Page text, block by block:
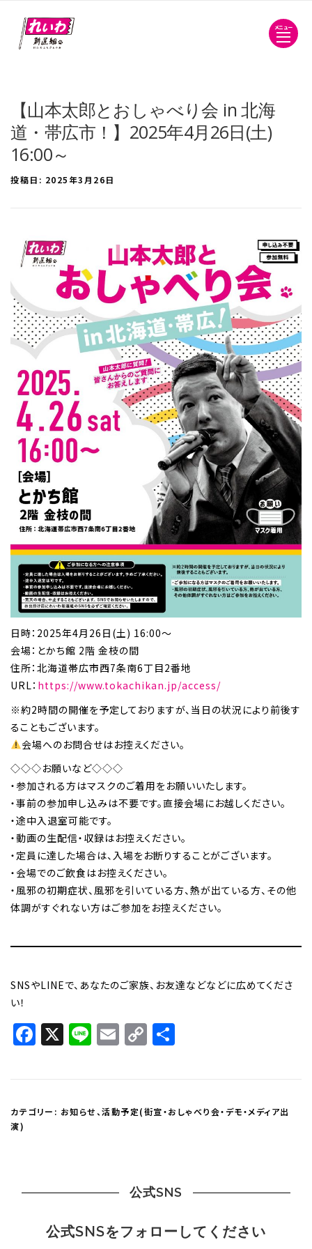
メニュー
【山本太郎とおしゃべり会 in 北海
道・帯広市！】2025年4月26日(土)
16:00～
投稿日: 2025年3月26日
日時：2025年4月26日(土) 16:00～
会場：とかち館 2階 金枝の間
住所：北海道帯広市西7条南6丁目2番地
URL： https://www.tokachikan.jp/access/
※約2時間の開催を予定しておりますが、当日の状況により前後す
ることもございます。
会場へのお問合せはお控えください。
◇◇◇お願いなど◇◇◇
・参加される方はマスクのご着用をお願いいたします。
・事前の参加申し込みは不要です。直接会場にお越しください。
・途中入退室可能です。
・動画の生配信・収録はお控えください。
・定員に達した場合は、入場をお断りすることがございます。
・会場でのご飲食はお控えください。
・風邪の初期症状、風邪を引いている方、熱が出ている方、その他
体調がすぐれない方はご参加をお控えください。
SNSやLINEで、あなたのご家族、お友達などなどに広めてくださ
い！
Facebook
X LineEmail
Copy
カテゴリー: お知らせ、活動予定(街宣・おしゃべり会・デモ・メディア出
演)
公式SNS
公式SNSをフォローしてください